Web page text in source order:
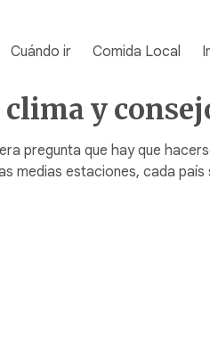
Cuándo ir Comida Local
y
pregunta que hay que
medias estaciones, cada